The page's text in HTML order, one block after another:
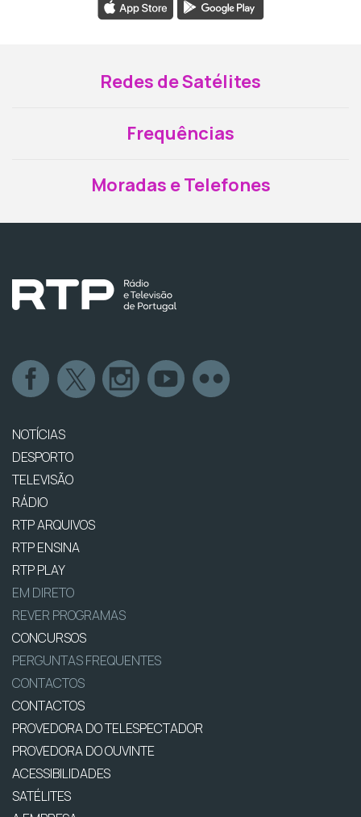
Redes de Satélites
Frequências
Moradas e Telefones
NOTÍCIAS
DESPORTO
TELEVISÃO
RÁDIO
RTP ARQUIVOS
RTP ENSINA
RTP PLAY
EM DIRETO
REVER PROGRAMAS
CONCURSOS
PERGUNTAS FREQUENTES
CONTACTOS
CONTACTOS
PROVEDORA DO TELESPECTADOR
PROVEDORA DO OUVINTE
ACESSIBILIDADES
SATÉLITES